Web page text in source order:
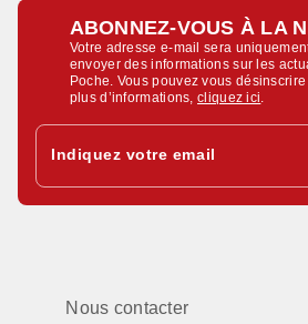
ABONNEZ-VOUS À LA
Votre adresse e-mail sera
envoyer des informations sur les
Poche. Vous pouvez vous
plus d’informations,cliquez ici
Indiquez votre email
Nous contacter